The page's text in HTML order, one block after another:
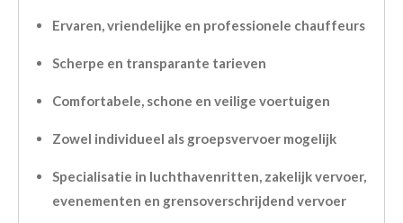
Ervaren, vriendelijke en professionele chauffeurs
Scherpe en transparante tarieven
Comfortabele, schone en veilige voertuigen
Zowel individueel als groepsvervoer mogelijk
Specialisatie in luchthavenritten, zakelijk vervoer,
evenementen en grensoverschrijdend vervoer